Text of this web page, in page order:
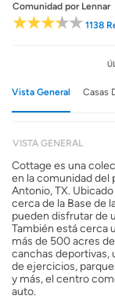
Comunidad por Lennar
1138
Vista General Casas
VISTA GENERAL
Cottage es una
en la comunidad del
Antonio, TX.
cerca de la Base de
pueden disfrutar de
También está cerca
más de 500 acres
canchas deportivas,
de ejercicios,
y más, el centro
auto.